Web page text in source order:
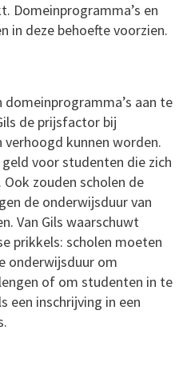
Domeinprogramma’s en
in deze behoefte voorzien.
aan te
de prijsfactor bij
kunnen worden.
voor studenten die zich
zouden scholen de
de onderwijsduur van
Van Gils waarschuwt
prikkels: scholen moeten
onderwijsduur om
of om studenten in te
een inschrijving in een